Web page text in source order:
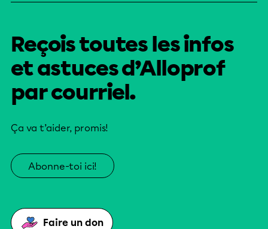
Reçois toutes les infos
et astuces d’Alloprof
par courriel.
Ça va t’aider, promis!
Abonne-toi ici!
Faire un don